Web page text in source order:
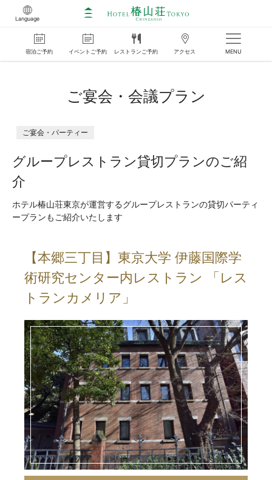
Language
宿泊ご予約 イベント ご予約 レストラン ご予約 アクセス MENU
ご宴会・会議プラン
ご宴会・パーティー
グループレストラン貸切プランのご紹
介
ホテル椿山荘東京が運営するグループレストランの貸切パーティ
ープランもご紹介いたします
【本郷三丁目】東京大学 伊藤国際学
術研究センター内レストラン 「レス
トランカメリア」